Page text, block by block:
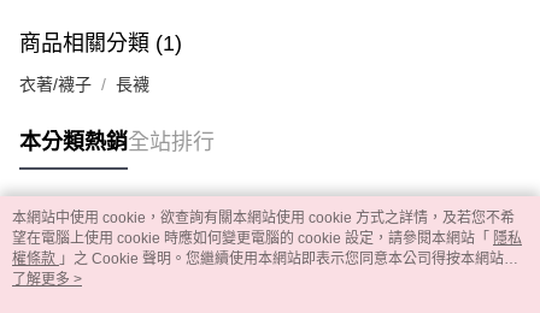
商品相關分類 (1)
衣著/襪子 長襪
本分類熱銷全站排行
熱門標籤
本網站中使用 cookie，欲查詢有關本網站使用 cookie 方式之詳情，及若您不希
望在電腦上使用 cookie 時應如何變更電腦的 cookie 設定，請參閱本網站「 隱私
權條款 」之 Cookie 聲明。您繼續使用本網站即表示您同意本公司得按本網站使
用條款之 Cookie 聲明使用 cookie。
了解更多 >